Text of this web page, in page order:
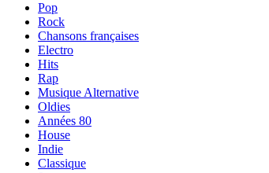
Pop
Rock
Chansons françaises
Electro
Hits
Rap
Musique Alternative
Oldies
Années 80
House
Indie
Classique